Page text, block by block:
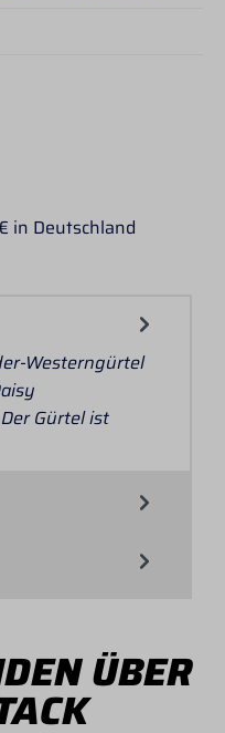
in Deutschland
Westerngürtel
Gürtel ist
ÜBER